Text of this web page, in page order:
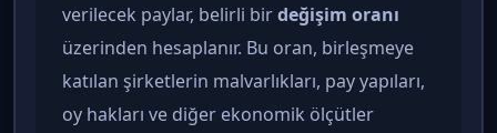
verilecek paylar, belirli birdeğişim oranı
üzerinden hesaplanır. Bu oran, birleşmeye
katılan şirketlerin malvarlıkları, pay yapıları,
oy hakları ve diğer ekonomik ölçütler